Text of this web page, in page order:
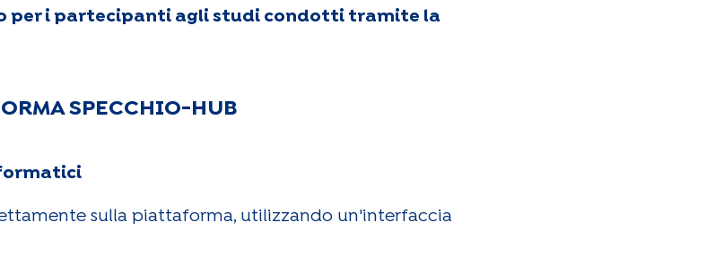
per i partecipanti agli studi condotti tramite la
SPECCHIO-HUB
sulla piattaforma, utilizzando un'interfaccia